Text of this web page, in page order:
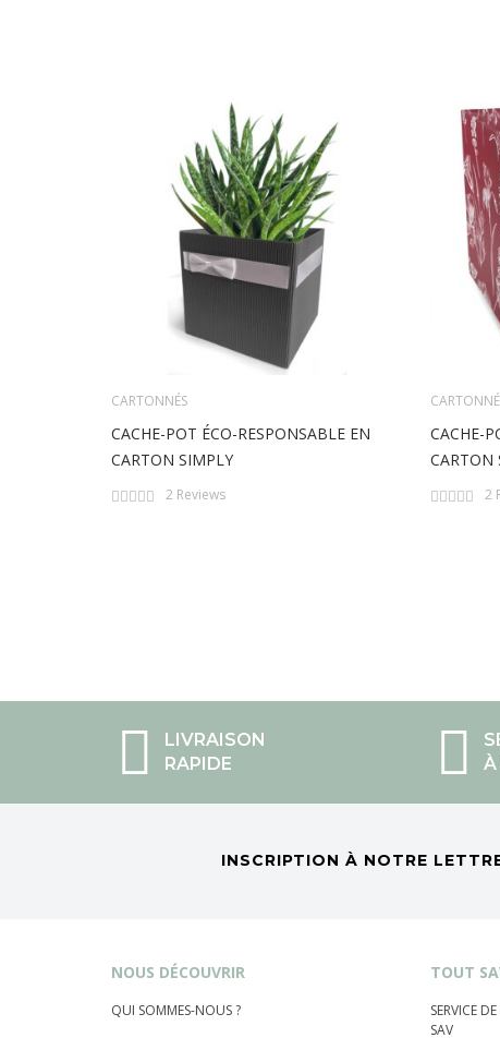
CARTONNÉS
CACHE-POT ÉCO-RESPONSABLE EN
CARTON SIMPLY
Rating:
2 Reviews
CACHE-
CARTON
Rating:
2
LIVRAISON
RAPIDE
À
INSCRIPTION À NOTRE
NOUS DÉCOUVRIR
QUI SOMMES-NOUS ?
TOUT
SERVICE
SAV